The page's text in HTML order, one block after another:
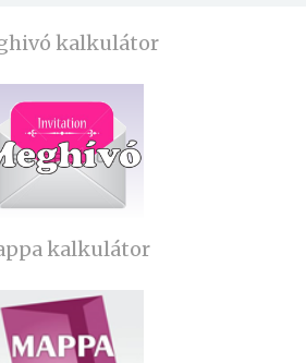
kalkulátor
kalkulátor